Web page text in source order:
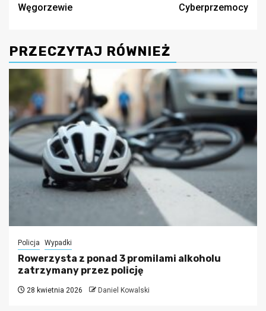
Węgorzewie
Cyberprzemocy
PRZECZYTAJ RÓWNIEŻ
Policja Wypadki
Rowerzysta z ponad 3 promilami alkoholu
zatrzymany przez policję
28 kwietnia 2026 Daniel Kowalski